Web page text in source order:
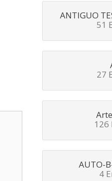
ANTIGUO
51
27
126
AUTO-
4